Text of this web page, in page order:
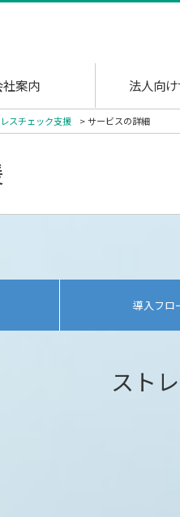
社案内 法人向
スチェック支援 > サービスの詳細
導入フロ
スト